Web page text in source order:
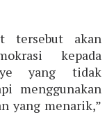
tersebut akan
kepada
yang tidak
menggunakan
yang menarik,”